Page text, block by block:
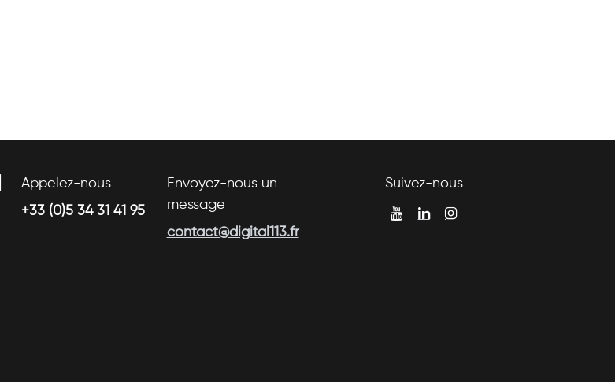
Appelez-nous
+33 (0)5 34 31 41 95
Envoyez-nous un
message
contact@digital113.fr
Suivez-nous